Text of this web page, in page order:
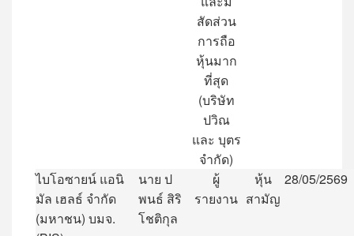
สัดส่วน
การถือ
หุ้นมาก
ที่สุด
(บริษัท
ปวิณ
และ บุตร
จำกัด)
ไบโอซายน์ แอนิ
มัล เฮลธ์ จำกัด
(มหาชน) บมจ.
นาย ป
พนธ์ สิริ
โชติกุล
ผู้
รายงาน
หุ้น
สามัญ
28/05/2569